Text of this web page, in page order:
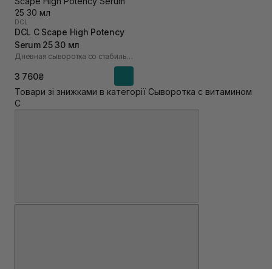
DCL
DCL C Scape High Potency
Serum 25 30 мл
Дневная сыворотка со стабильной формой витамина С 25%
3 760₴
Товари зі знижками в категорії Сыворотка с витамином
С